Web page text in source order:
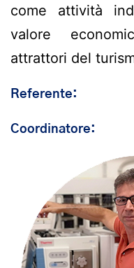
come attività
valore
attrattori del
Referente:
Coordinatore: